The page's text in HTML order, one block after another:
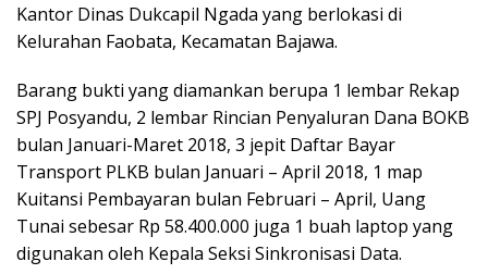
Kantor Dinas Dukcapil Ngada yang berlokasi di
Kelurahan Faobata, Kecamatan Bajawa.
Barang bukti yang diamankan berupa 1 lembar Rekap
SPJ Posyandu, 2 lembar Rincian Penyaluran Dana BOKB
bulan Januari-Maret 2018, 3 jepit Daftar Bayar
Transport PLKB bulan Januari – April 2018, 1 map
Kuitansi Pembayaran bulan Februari – April, Uang
Tunai sebesar Rp 58.400.000 juga 1 buah laptop yang
digunakan oleh Kepala Seksi Sinkronisasi Data.